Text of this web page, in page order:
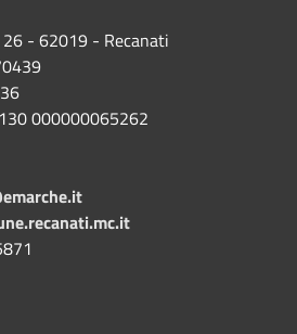
26 - 62019 - Recanati
000000065262